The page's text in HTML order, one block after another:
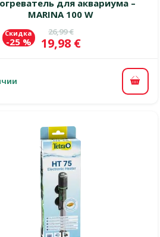
для аквариума –
MARINA 100 W
Исходная цена
26,99 €
Цена
19,98 €
Скидка
-25 %
В